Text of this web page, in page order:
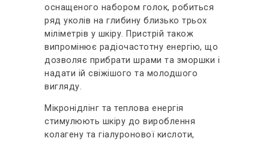
оснащеного набором голок, робиться
ряд уколів на глибину близько трьох
міліметрів у шкіру. Пристрій також
випромінює радіочастотну енергію, що
дозволяє прибрати шрами та зморшки і
надати ій свіжішого та молодшого
вигляду.
Мікронідлінг та теплова енергія
стимулюють шкіру до вироблення
колагену та гіалуронової кислоти,